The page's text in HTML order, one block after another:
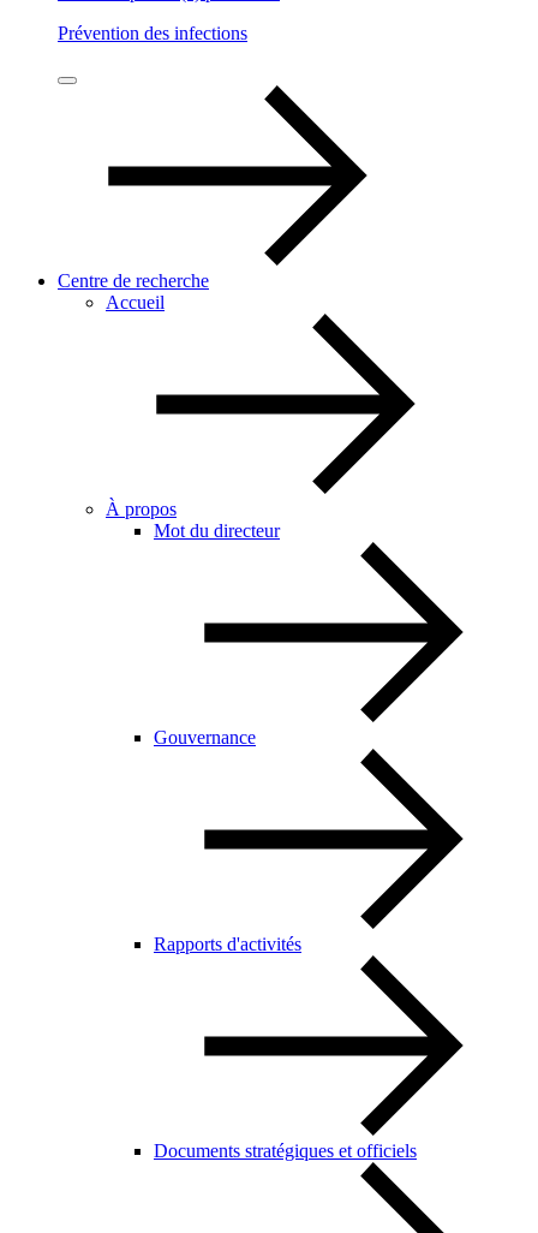
Prévention des infections
Centre de recherche
Accueil
À propos
Mot du directeur
Gouvernance
Rapports d'activités
Documents stratégiques et officiels